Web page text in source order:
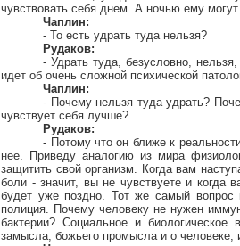
чувствовать себя днем. А ночью ему
Чаплин:
- То есть удрать туда нельзя?
Рудаков:
- Удрать туда, безусловно,
идет об очень сложной психической
Чаплин:
- Почему нельзя туда удрать?
чувствует себя лучше?
Рудаков:
- Потому что он ближе к
нее. Приведу аналогию из мира
защитить свой организм. Когда вам
боли - значит, вы не чувствуете и когда
будет уже поздно. Тот же самый
полиция. Почему человеку не нужен
бактерии? Социальное и
замысла, божьего промысла и о человеке,